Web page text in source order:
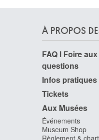
À PROPOS
FAQ I Foire aux
questions
Infos pratiques
Tickets
Aux Musées
Événements
Museum Shop
Règlement &